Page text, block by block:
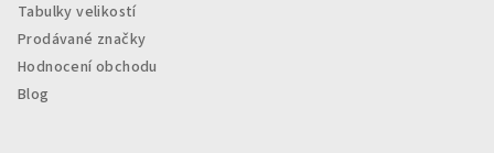
Tabulky velikostí
Prodávané značky
Hodnocení obchodu
Blog